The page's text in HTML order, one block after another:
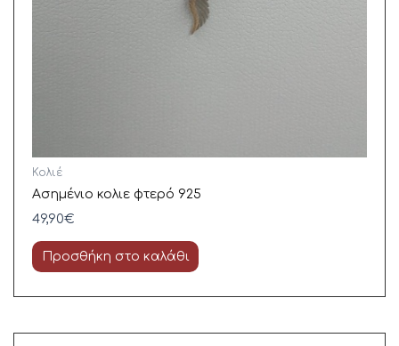
Κολιέ
Ασημένιο κολιε φτερό 925
49,90€
Προσθήκη στο καλάθι